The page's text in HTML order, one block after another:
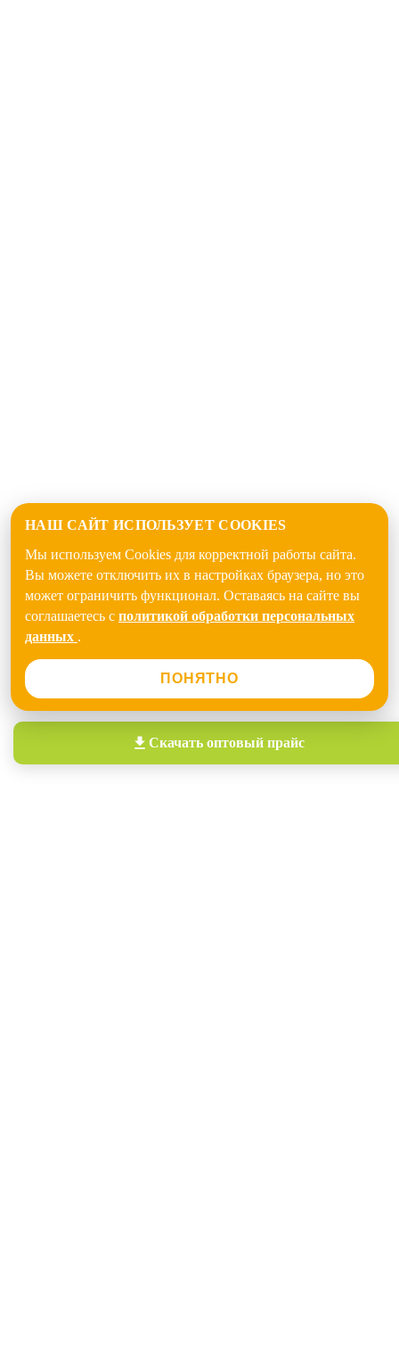
НАШ САЙТ ИСПОЛЬЗУЕТ COOKIES
Мы используем Cookies для корректной работы сайта.
Вы можете отключить их в настройках браузера, но это
может ограничить функционал. Оставаясь на сайте вы
соглашаетесь с политикой обработки персональных
данных .
ПОНЯТНО
Скачать оптовый прайс